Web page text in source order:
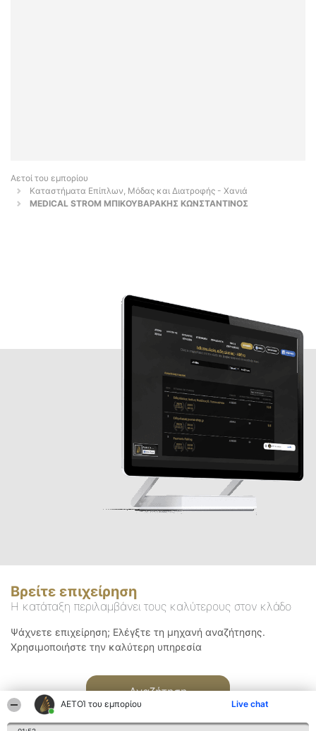
ΑΕΤΟΊ του εμπορίου Live chat
Αετοί του εμπορίου
Καταστήματα Επίπλων, Μόδας και Διατροφής - Χανιά
MEDICAL STROM ΜΠΙΚΟΥΒΑΡΑΚΗΣ ΚΩΝΣΤΑΝΤΙΝΟΣ
Βρείτε επιχείρηση
Η κατάταξη περιλαμβάνει τους καλύτερους στον κλάδο
Ψάχνετε επιχείρηση; Ελέγξτε τη μηχανή αναζήτησης.
Χρησιμοποιήστε την καλύτερη υπηρεσία
Αναζήτηση